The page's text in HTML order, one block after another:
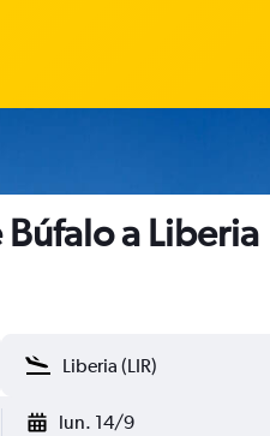
a Liberia
lun. 14/9